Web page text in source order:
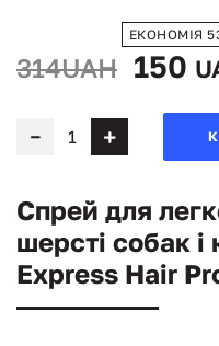
314UAH 150
ЕКОНОМІЯ
Спрей для
шерсті собак і
Express Hair